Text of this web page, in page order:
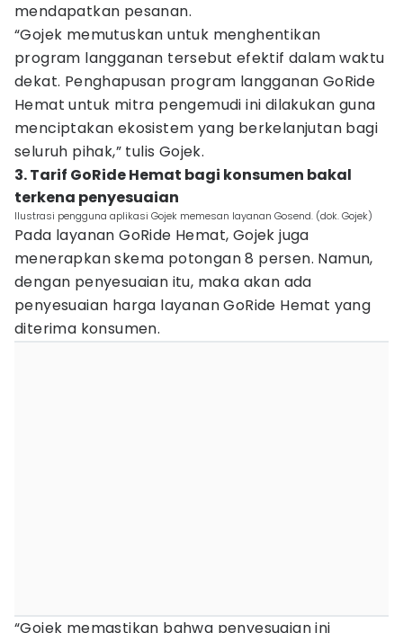
mendapatkan pesanan.
“Gojek memutuskan untuk menghentikan
program langganan tersebut efektif dalam waktu
dekat. Penghapusan program langganan GoRide
Hemat untuk mitra pengemudi ini dilakukan guna
menciptakan ekosistem yang berkelanjutan bagi
seluruh pihak,” tulis Gojek.
3. Tarif GoRide Hemat bagi konsumen bakal
terkena penyesuaian
Ilustrasi pengguna aplikasi Gojek memesan layanan Gosend. (dok. Gojek)
Pada layanan GoRide Hemat, Gojek juga
menerapkan skema potongan 8 persen. Namun,
dengan penyesuaian itu, maka akan ada
penyesuaian harga layanan GoRide Hemat yang
diterima konsumen.
“Gojek memastikan bahwa penyesuaian ini